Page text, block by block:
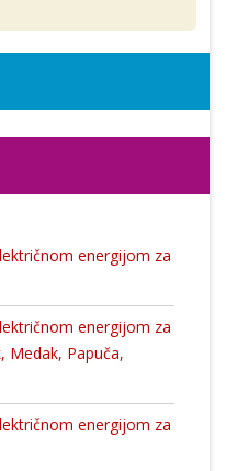
energijom za
energijom za
Medak, Papuča,
energijom za